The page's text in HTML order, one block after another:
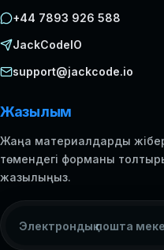
+44 7893 926 588
JackCodeIO
support@jackcode.io
Жазылым
Жаңа материалдарды
төмендегі форманы
жазылыңыз.